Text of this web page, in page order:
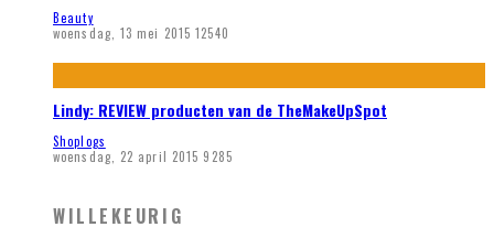
Beauty
woensdag, 13 mei 2015 12540
Lindy: REVIEW producten van de TheMakeUpSpot
Shoplogs
woensdag, 22 april 2015 9285
WILLEKEURIG